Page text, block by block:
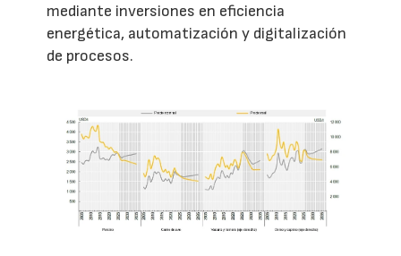
mediante inversiones en eficiencia
energética, automatización y digitalización
de procesos.